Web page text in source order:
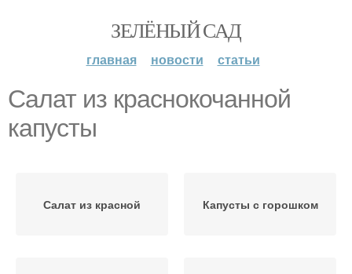
ЗЕЛЁНЫЙ САД
главная новости статьи
Салат из краснокочанной
капусты
Салат из красной Капусты с горошком